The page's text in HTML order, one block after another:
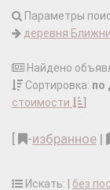
Параметры
деревня
Найдено
Сортировка: по
стоимости
-избранное |
Искать: | без